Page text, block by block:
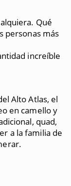
Qué
personas más
increíble
Alto Atlas, el
en camello y
quad,
a la familia de